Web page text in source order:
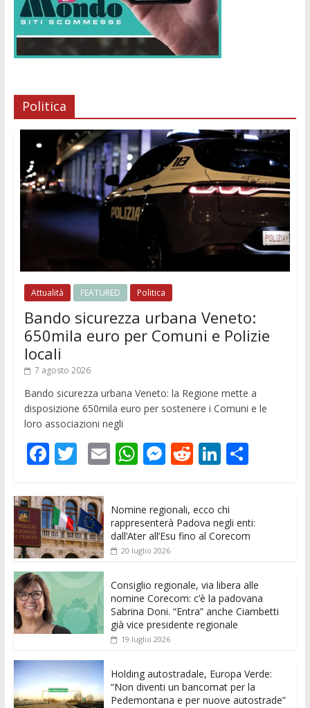
Politica
Attualità FEATURED Politica
Bando sicurezza urbana Veneto:
650mila euro per Comuni e Polizie
locali
7 agosto 2026
Bando sicurezza urbana Veneto: la Regione mette a
disposizione 650mila euro per sostenere i Comuni e le
loro associazioni negli
F
e
b
o
o
k
T
itt
er
E
l
W
s
A
p
p
M
ss
e
n
er
R
di
t
Li
k
e
dI
C
di
vi
Nomine regionali, ecco chi
rappresenterà Padova negli enti:
dall’Ater all’Esu fino al Corecom
20 luglio 2026
Consiglio regionale, via libera alle
nomine Corecom: c’è la padovana
Sabrina Doni. “Entra” anche Ciambetti
già vice presidente regionale
19 luglio 2026
Holding autostradale, Europa Verde:
“Non diventi un bancomat per la
Pedemontana e per nuove autostrade”